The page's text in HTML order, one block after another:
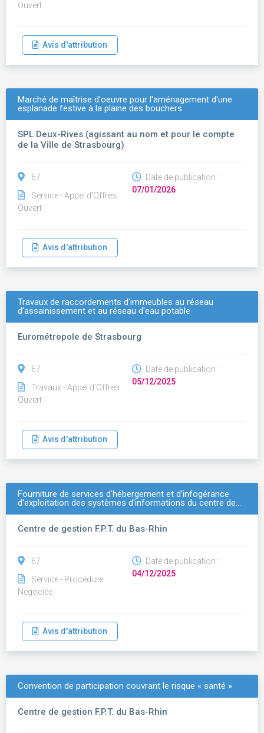
Ouvert
Avis d'attribution
Marché de maîtrise d'oeuvre pour l'aménagement d'une
esplanade festive à la plaine des bouchers
SPL Deux-Rives (agissant au nom et pour le compte
de la Ville de Strasbourg)
67
Service - Appel d'Offres
Ouvert
Date de publication :
07/01/2026
Avis d'attribution
Travaux de raccordements d'immeubles au réseau
d'assainissement et au réseau d'eau potable
Eurométropole de Strasbourg
67
Travaux - Appel d'Offres
Ouvert
Date de publication :
05/12/2025
Avis d'attribution
Fourniture de services d'hébergement et d'infogérance
d'exploitation des systèmes d'informations du centre de…
Centre de gestion F.P.T. du Bas-Rhin
67
Service - Procédure
Négociée
Date de publication :
04/12/2025
Avis d'attribution
Convention de participation couvrant le risque « santé »
Centre de gestion F.P.T. du Bas-Rhin